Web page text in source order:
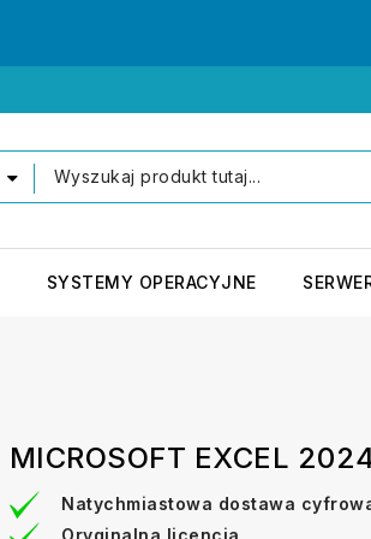
SYSTEMY OPERACYJNE
MICROSOFT EXCEL
Natychmiastowa dostawa
Oryginalna licencja